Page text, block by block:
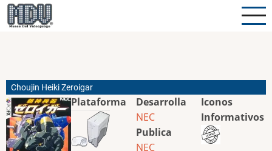
Pasar
al
Choujin Heiki Zeroigar
Plataforma
Desarrolla
NEC
Publica
NEC
Iconos
Informativos